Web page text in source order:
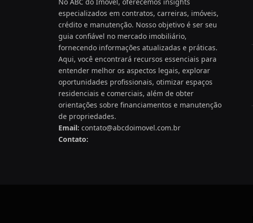
especializados em contratos, carreiras, imóveis,
crédito e manutenção. Nosso objetivo é ser seu
guia confiável no mercado imobiliário,
fornecendo informações atualizadas e práticas.
Aqui, você encontrará recursos essenciais para
entender melhor os aspectos legais, explorar
oportunidades profissionais, otimizar espaços
residenciais e comerciais, além de obter
orientações sobre financiamentos e manutenção
de propriedades.
Email: contato@abcdoimovel.com.br
Contato: